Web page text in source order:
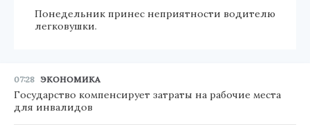
Понедельник принес неприятности водителю
легковушки.
07:28 ЭКОНОМИКА
Государство компенсирует затраты на рабочие места
для инвалидов